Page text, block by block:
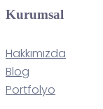
Kurumsal
Hakkımızda
Blog
Portfolyo